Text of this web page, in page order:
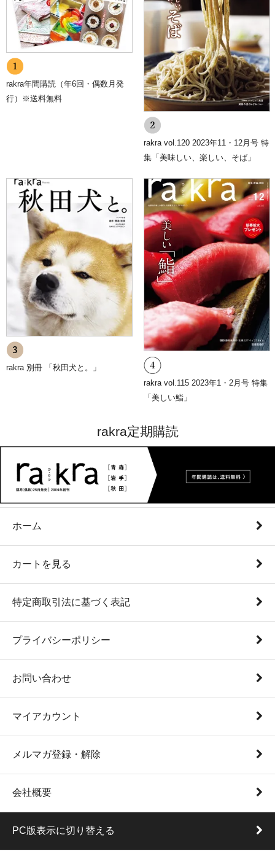
また、cookie （クッキー）の受け入れを希望されない場合は、ブラ
ウザの設定で変更することができます。
※cookie （クッキー）とは、サーバーコンピュータからお客様のブ
ラウザに送信され、お客様が使用しているコンピュータのハードディ
スクに蓄積される情報です。
個人情報の入力時には、セキュリティ確保のため、これらの情報が傍
受、妨害または改ざんされることを防ぐ目的でSSL（Secure Sockets
Layer）技術を使用しております。
※ SSLは情報を暗号化することで、盗聴防止やデータの改ざん防止
送受信する機能のことです。SSLを利用する事でより安全に情報を送
E-mail：
9.プライバシーポリシーの変更
当ショップでは、収集する個人情報の変更、利用目的の変更、または
その他プライバシーポリシーの変更を行う際は、当ページへの変更を
もって公表とさせていただきます。
rakra年間購読（年6回・偶数月発
行）※送料無料
rakra vol.120 2023年11・12月号 特
集「美味しい、楽しい、そば」
rakra 別冊 「秋田犬と。」
rakra vol.115 2023年1・2月号 特集
「美しい鮨」
rakra定期購読
ホーム
カートを見る
特定商取引法に基づく表記
プライバシーポリシー
お問い合わせ
マイアカウント
メルマガ登録・解除
会社概要
PC版表示に切り替える